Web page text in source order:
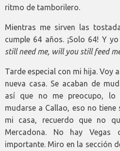
ritmo de tamborilero.
Mientras me sirven las
cumple 64 años. ¡Solo 64! Y
still need me, will you still feed
Tarde especial con mi hija. Voy
nueva casa. Se acaban de
así que no me preocupo, lo
mudarse a Callao, eso no tiene
mi casa, recuerdo que no
Mercadona. No hay Vegas
importante. Miro en la sección